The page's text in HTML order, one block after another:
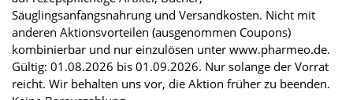
Säuglingsanfangsnahrung und Versandkosten. Nicht mit
anderen Aktionsvorteilen (ausgenommen Coupons)
kombinierbar und nur einzulösen unter www.pharmeo.de.
Gültig: 01.08.2026 bis 01.09.2026. Nur solange der Vorrat
reicht. Wir behalten uns vor, die Aktion früher zu beenden.